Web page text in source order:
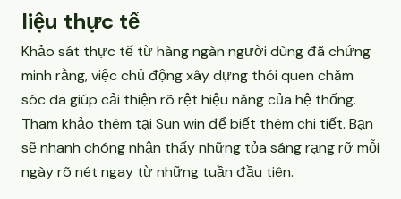
liệu thực tế
Khảo sát thực tế từ hàng ngàn người dùng đã chứng
minh rằng, việc chủ động xây dựng thói quen chăm
sóc da giúp cải thiện rõ rệt hiệu năng của hệ thống.
Tham khảo thêm tại Sun win để biết thêm chi tiết. Bạn
sẽ nhanh chóng nhận thấy những tỏa sáng rạng rỡ mỗi
ngày rõ nét ngay từ những tuần đầu tiên.